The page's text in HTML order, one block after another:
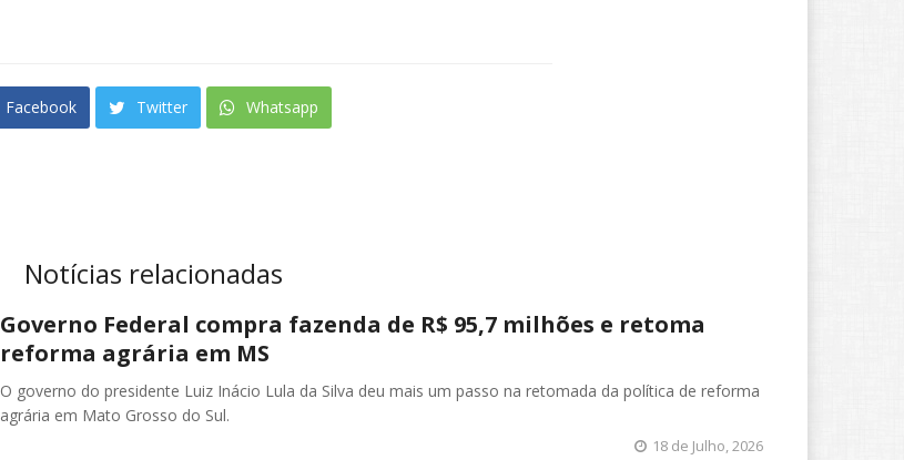
Facebook Twitter Whatsapp
Notícias relacionadas
Governo Federal compra fazenda de R$ 95,7 milhões e retoma
reforma agrária em MS
O governo do presidente Luiz Inácio Lula da Silva deu mais um passo na retomada da política de reforma
agrária em Mato Grosso do Sul.
18 de Julho, 2026